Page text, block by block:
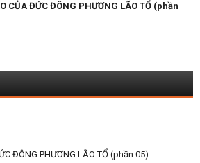
CỦA ĐỨC ĐÔNG PHƯƠNG LÃO TỔ (phần
ĐÔNG PHƯƠNG LÃO TỔ (phần 05)